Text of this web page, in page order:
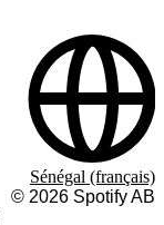
© 2026 Spotify AB
Sénégal (français)